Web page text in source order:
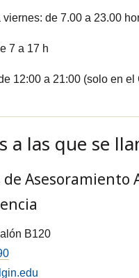
viernes: de 7.00 a 23.00
7 a 17 h
12:00 a 21:00 (solo en
a las que se
de Asesoramiento
B120